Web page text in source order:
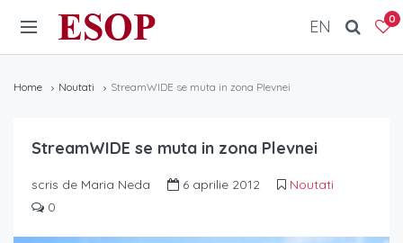
ESOP 0
EN
Home Noutati StreamWIDE se muta in zona Plevnei
StreamWIDE se muta in zona Plevnei
scris de Maria Neda 6 aprilie 2012
Noutati
0